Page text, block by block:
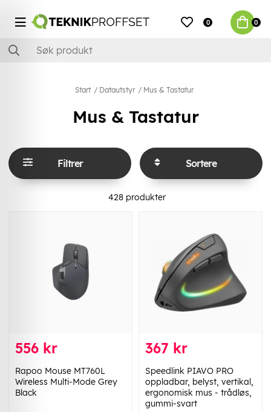
0 0
Start Datautstyr Mus & Tastatur
Mus & Tastatur
Filtrer Sortere
428produkter
556 kr
Rapoo Mouse MT760L
Wireless Multi-Mode Grey
Black
367 kr
Speedlink PIAVO PRO
oppladbar, belyst, vertikal,
ergonomisk mus - trådløs,
gummi-svart